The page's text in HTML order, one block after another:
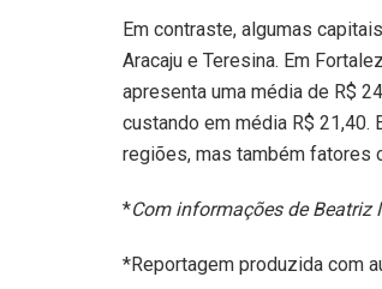
Em contraste, algumas
Aracaju e Teresina. Em
apresenta uma média de R$
custando em média R$ 21,40.
regiões, mas também fatores
*Com informações de Beatriz
*Reportagem produzida com